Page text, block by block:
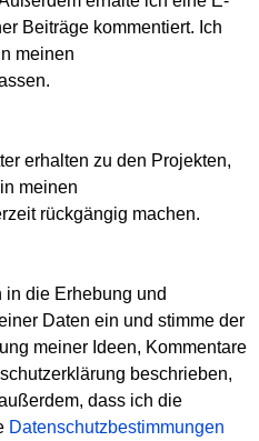
Beiträge kommentiert. Ich
meinen
erhalten zu den Projekten,
meinen
rückgängig machen.
in die Erhebung und
Daten ein und stimme der
meiner Ideen, Kommentare
beschrieben,
dass ich die
Datenschutzbestimmungen